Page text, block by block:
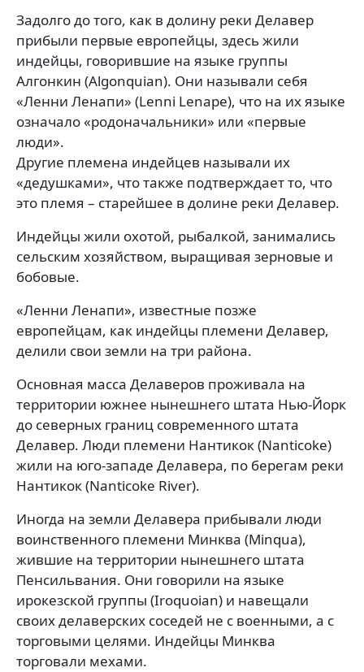
Задолго до того, как в долину реки Делавер
прибыли первые европейцы, здесь жили
индейцы, говорившие на языке группы
Алгонкин (Algonquian). Они называли себя
«Ленни Ленапи» (Lenni Lenape), что на их языке
означало «родоначальники» или «первые
люди».
Другие племена индейцев называли их
«дедушками», что также подтверждает то, что
это племя – старейшее в долине реки Делавер.
Индейцы жили охотой, рыбалкой, занимались
сельским хозяйством, выращивая зерновые и
бобовые.
«Ленни Ленапи», известные позже
европейцам, как индейцы племени Делавер,
делили свои земли на три района.
Основная масса Делаверов проживала на
территории южнее нынешнего штата Нью-Йорк
до северных границ современного штата
Делавер. Люди племени Нантикок (Nanticoke)
жили на юго-западе Делавера, по берегам реки
Нантикок (Nanticoke River).
Иногда на земли Делавера прибывали люди
воинственного племени Минква (Minqua),
жившие на территории нынешнего штата
Пенсильвания. Они говорили на языке
ирокезской группы (Iroquoian) и навещали
своих делаверских соседей не с военными, а с
торговыми целями. Индейцы Минква
торговали мехами.